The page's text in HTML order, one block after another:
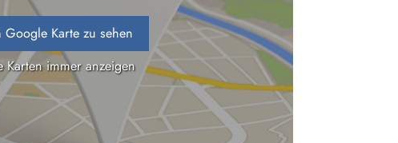
Google Karte zu sehen
Karten immer anzeigen